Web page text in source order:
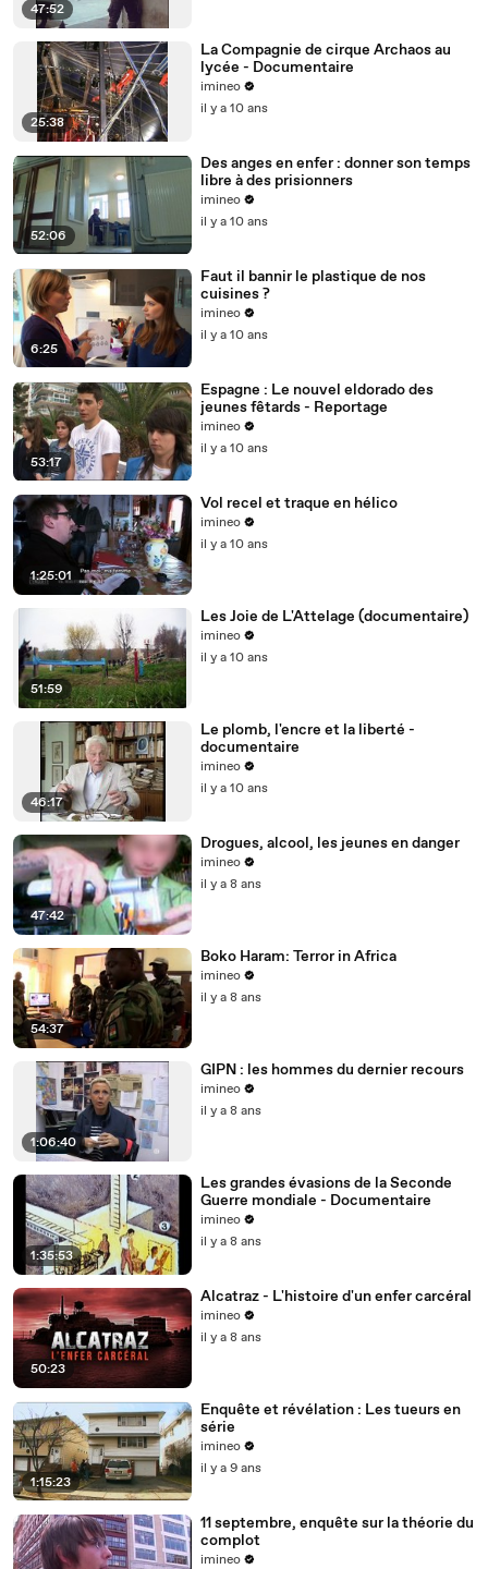
47:52
25:38
La Compagnie de cirque Archaos au
lycée - Documentaire
imineo
il y a 10 ans
52:06
Des anges en enfer : donner son temps
libre à des prisionners
imineo
il y a 10 ans
6:25
Faut il bannir le plastique de nos
cuisines ?
imineo
il y a 10 ans
53:17
Espagne : Le nouvel eldorado des
jeunes fêtards - Reportage
imineo
il y a 10 ans
1:25:01
Vol recel et traque en hélico
imineo
il y a 10 ans
51:59
Les Joie de L'Attelage (documentaire)
imineo
il y a 10 ans
46:17
Le plomb, l'encre et la liberté -
documentaire
imineo
il y a 10 ans
47:42
Drogues, alcool, les jeunes en danger
imineo
il y a 8 ans
54:37
Boko Haram: Terror in Africa
imineo
il y a 8 ans
1:06:40
GIPN : les hommes du dernier recours
imineo
il y a 8 ans
1:35:53
Les grandes évasions de la Seconde
Guerre mondiale - Documentaire
imineo
il y a 8 ans
50:23
Alcatraz - L'histoire d'un enfer carcéral
imineo
il y a 8 ans
1:15:23
Enquête et révélation : Les tueurs en
série
imineo
il y a 9 ans
11 septembre, enquête sur la théorie du
complot
imineo